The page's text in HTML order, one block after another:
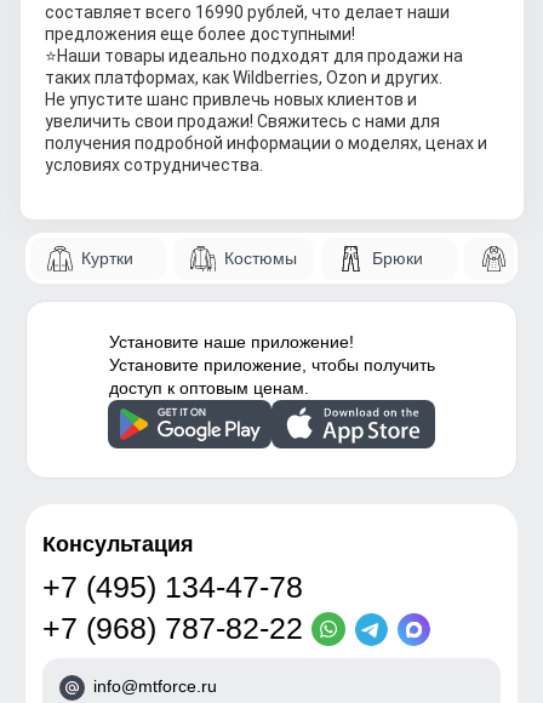
составляет всего 16990 рублей, что делает наши
предложения еще более доступными!
⭐Наши товары идеально подходят для продажи на
таких платформах, как Wildberries, Ozon и других.
Не упустите шанс привлечь новых клиентов и
увеличить свои продажи! Свяжитесь с нами для
получения подробной информации о моделях, ценах и
условиях сотрудничества.
Куртки Костюмы Брюки
Установите наше приложение!
Установите приложение, чтобы получить
доступ к оптовым ценам.
Консультация
+7 (495) 134-47-78
+7 (968) 787-82-22
info@mtforce.ru